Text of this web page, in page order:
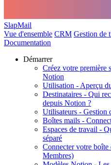
SlapMail
Vue d'ensemble CRM Gestion de
Documentation
Démarrer
Créez votre première
Notion
Utilisation - Aperçu
Destinataires - Qui
depuis Notion ?
Utilisateurs - Gestion
Boîtes mails -
Espaces de travail -
séparé
Connecter votre boîte
Membres)